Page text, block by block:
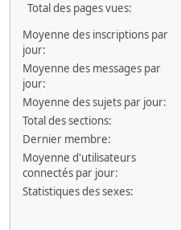
Total des pages vues:
Moyenne des inscriptions par
jour:
Moyenne des messages par
jour:
Moyenne des sujets par jour:
Total des sections:
Dernier membre:
Moyenne d'utilisateurs
connectés par jour:
Statistiques des sexes: